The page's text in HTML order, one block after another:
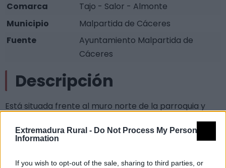
Extremadura Rural - Do Not Process My Personal
Information
If you wish to opt-out of the sale, sharing to third parties, or
Comarca
Tajo - Salor - Almonte
Municipio
Malpartida de Cáceres
Fuente
Ayuntamiento Malpartida de
Cáceres
Descripción
Está situada frente al muro norte de la parroquia y
data del siglo XVIII. Su nombre alude al escudo de la
Inquisición que aparece en el centro de la fachada.
La presencia de esta institución en Malpartida está